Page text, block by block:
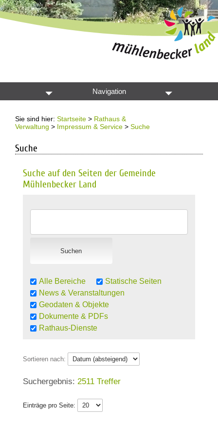
Navigation
Sie sind hier:Startseite > Rathaus &
Verwaltung > Impressum & Service >Suche
Suche
Suche auf den Seiten der Gemeinde
Mühlenbecker Land
Alle Bereiche
Statische Seiten
News & Veranstaltungen
Geodaten & Objekte
Dokumente & PDFs
Rathaus-Dienste
Sortieren nach:
2511 Treffer
Einträge pro Seite: